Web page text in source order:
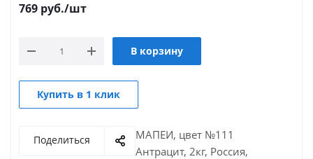
769 руб./шт
В корзину
Купить в 1 клик
Поделиться
МАПЕИ, цвет №111
Антрацит, 2кг, Россия,